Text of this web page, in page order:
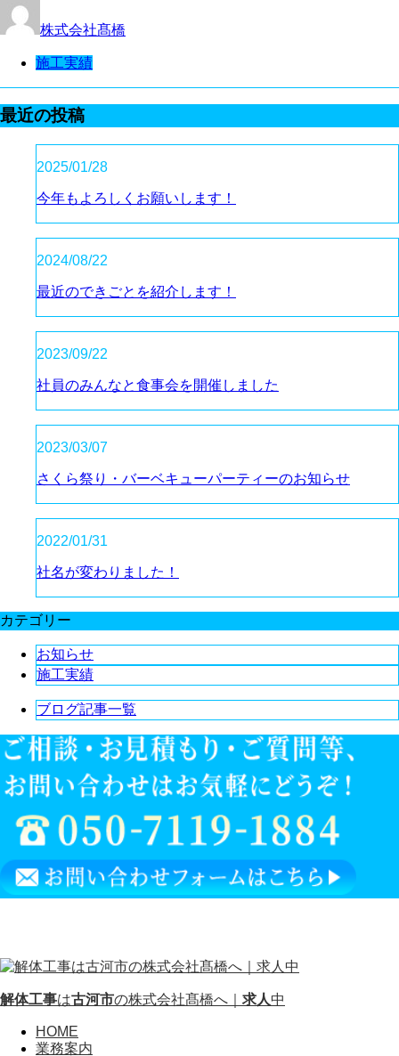
株式会社髙橋
施工実績
最近の投稿
2025/01/28
今年もよろしくお願いします！
2024/08/22
最近のできごとを紹介します！
2023/09/22
社員のみんなと食事会を開催しました
2023/03/07
さくら祭り・バーベキューパーティーのお知らせ
2022/01/31
社名が変わりました！
カテゴリー
お知らせ
施工実績
ブログ記事一覧
解体工事は古河市の株式会社髙橋へ｜ 求人中
HOME
業務案内